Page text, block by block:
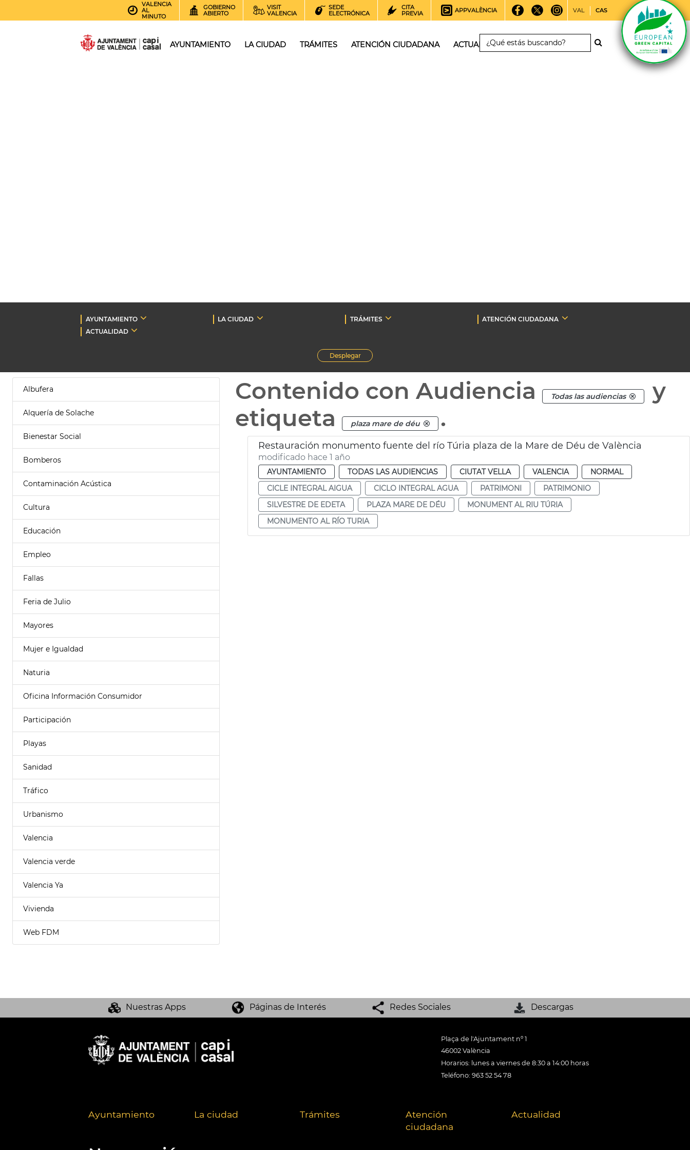
VALENCIA
AL
MINUTO
GOBIERNO
ABIERTO
VISIT
VALENCIA
SEDE
ELECTRÓNICA
CITA
PREVIA
APPVALÈNCIA VAL CAS
AYUNTAMIENTO LA CIUDAD TRÁMITES ATENCIÓN CIUDADANA ACTUALIDAD
AYUNTAMIENTO LA CIUDAD TRÁMITES
ATENCIÓN CIUDADANA
ACTUALIDAD
Desplegar
Albufera
Alquería de Solache
Bienestar Social
Bomberos
Contaminación Acústica
Cultura
Educación
Empleo
Fallas
Feria de Julio
Mayores
Mujer e Igualdad
Naturia
Oficina Información Consumidor
Participación
Playas
Sanidad
Tráfico
Urbanismo
Valencia
Valencia verde
Valencia Ya
Vivienda
Web FDM
Contenido con Audiencia Todas las audiencias
y
etiqueta
plaza mare de déu .
Restauración monumento fuente del río Túria plaza de la Mare de Déu de València
modificado hace 1 año
AYUNTAMIENTO TODAS LAS AUDIENCIAS CIUTAT VELLA VALENCIA
NORMAL
CICLE INTEGRAL AIGUA
CICLO INTEGRAL AGUA PATRIMONI
PATRIMONIO
SILVESTRE DE EDETA
PLAZA MARE DE DÉU
MONUMENT AL RIU TÚRIA
MONUMENTO AL RÍO TURIA
Nuestras Apps Páginas de Interés Redes Sociales Descargas
Plaça de l'Ajuntament nº 1
46002 València
Horarios: lunes a viernes de 8:30 a 14:00 horas
Teléfono: 963 52 54 78
Ayuntamiento La ciudad Trámites
Atención
ciudadana
Actualidad